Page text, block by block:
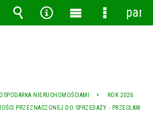
NIERUCHOMOŚCIAMI
ROK 2026
PRZEZNACZONEJ DO SPRZEDAŻY - PRZECŁAW
Wyszukiwarka
Narzędzia
MenuMenu